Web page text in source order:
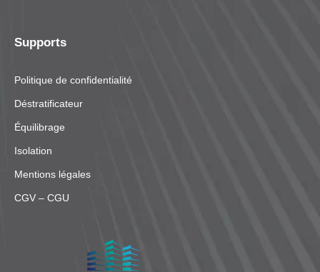
Supports
Politique de confidentialité
Déstratificateur
Équilibrage
Isolation
Mentions légales
CGV – CGU